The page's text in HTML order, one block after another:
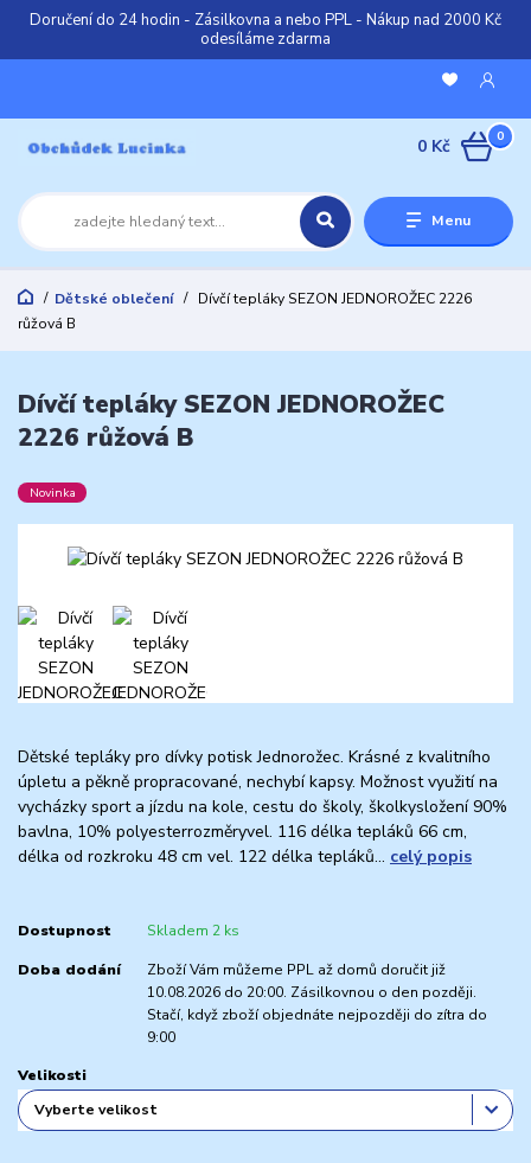
Doručení do 24 hodin - Zásilkovna a nebo PPL - Nákup nad 2000 Kč
odesíláme zdarma
Menu
0
0 Kč
Dětské oblečení
Dívčí tepláky SEZON JEDNOROŽEC 2226
růžová B
Dívčí tepláky SEZON JEDNOROŽEC
2226 růžová B
Novinka
Dětské tepláky pro dívky potisk Jednorožec. Krásné z kvalitního
úpletu a pěkně propracované, nechybí kapsy. Možnost využití na
vycházky sport a jízdu na kole, cestu do školy, školkysložení 90%
bavlna, 10% polyesterrozměryvel. 116 délka tepláků 66 cm,
délka od rozkroku 48 cm vel. 122 délka tepláků... celý popis
Dostupnost Skladem 2 ks
Doba dodání
Zboží Vám můžeme PPL až domů doručit již
10.08.2026 do 20:00. Zásilkovnou o den později.
Stačí, když zboží objednáte nejpozději do zítra do
9:00
Velikosti